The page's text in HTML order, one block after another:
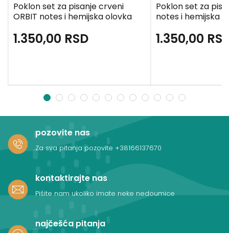
Poklon set za pisanje crveni
ORBIT notes i hemijska olovka
1.350,00 RSD
Poklon set za
notes i hemijska
1.350,00
1 2 3 4 5 6 7 8 9 10 11 12
pozovite nas
Za sva pitanja pozovite +38166137670
kontaktirajte nas
Pišite nam ukoliko imate neke nedoumice
najčešća pitanja